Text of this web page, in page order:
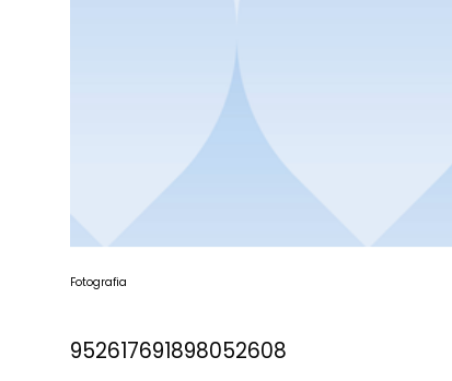
Fotografia
952617691898052608